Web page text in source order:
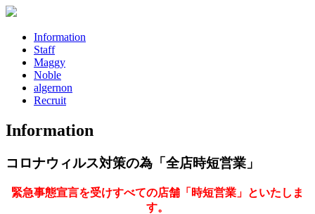
Information
Staff
Maggy
Noble
algernon
Recruit
Information
コロナウィルス対策の為「全店時短営業」
緊急事態宣言を受けすべての店舗「時短営業」といたしま
す。